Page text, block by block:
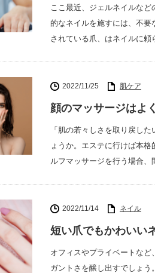
ここ最近、ジェルネイルな
的なネイルを施すには、不
されている爪、はネイルに
2022/11/25 肌ケア
顔のマッサージはよ
「肌の若々しさを取り戻し
ょうか。エステに行けば本
ルフマッサージを行う場合
2022/11/14 ネイル
短い爪でもかわいい
オフィスやプライベートな
ガントさを醸し出すでしょ